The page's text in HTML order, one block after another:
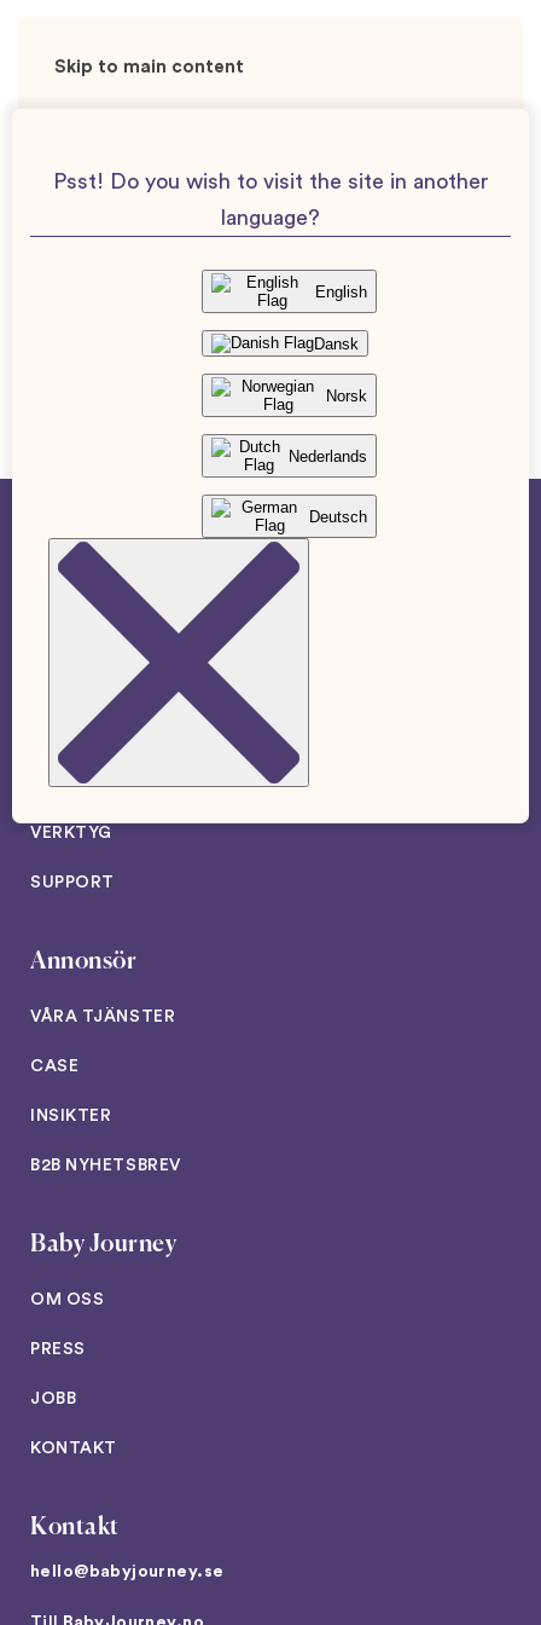
Skip to main content
Avsnitt 7
Nästa avsnitt
ARTIKLAR
PODCAST
VERKTYG
SUPPORT
Annonsör
VÅRA TJÄNSTER
CASE
INSIKTER
B2B NYHETSBREV
Baby Journey
OM OSS
PRESS
JOBB
KONTAKT
Kontakt
hello@babyjourney.se
Psst! Do you wish to visit the site in another
language?
English
Dansk
Norsk
Nederlands
Deutsch